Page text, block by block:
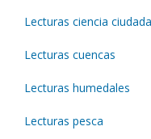
Lecturas ciencia
Lecturas cuencas
Lecturas humedales
Lecturas pesca